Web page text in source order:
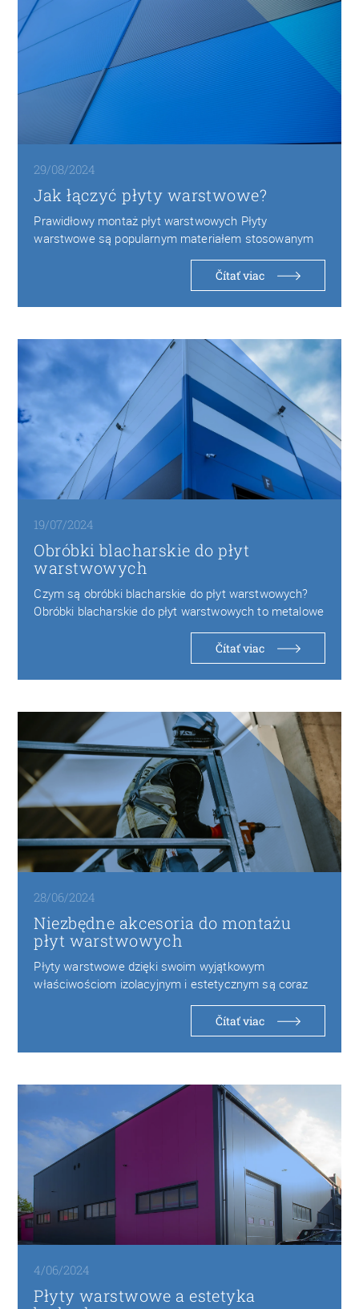
29/08/2024
Jak łączyć płyty warstwowe?
Prawidłowy montaż płyt warstwowych Płyty
warstwowe są popularnym materiałem stosowanym
w budownictwie w szczególności w…
Čítať viac
19/07/2024
Obróbki blacharskie do płyt
warstwowych
Czym są obróbki blacharskie do płyt warstwowych?
Obróbki blacharskie do płyt warstwowych to metalowe
Čítať viac
28/06/2024
Niezbędne akcesoria do montażu
płyt warstwowych
Płyty warstwowe dzięki swoim wyjątkowym
właściwościom izolacyjnym i estetycznym są coraz
częściej wybierane w budownictwie…
Čítať viac
4/06/2024
Płyty warstwowe a estetyka